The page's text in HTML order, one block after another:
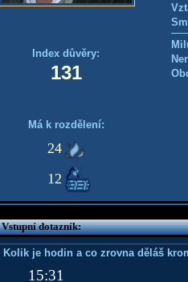
Index důvěry:
131
Má k rozdělení:
24
12
Vstupní dotazník:
Kolik je hodin a co zrovna děláš
15:31